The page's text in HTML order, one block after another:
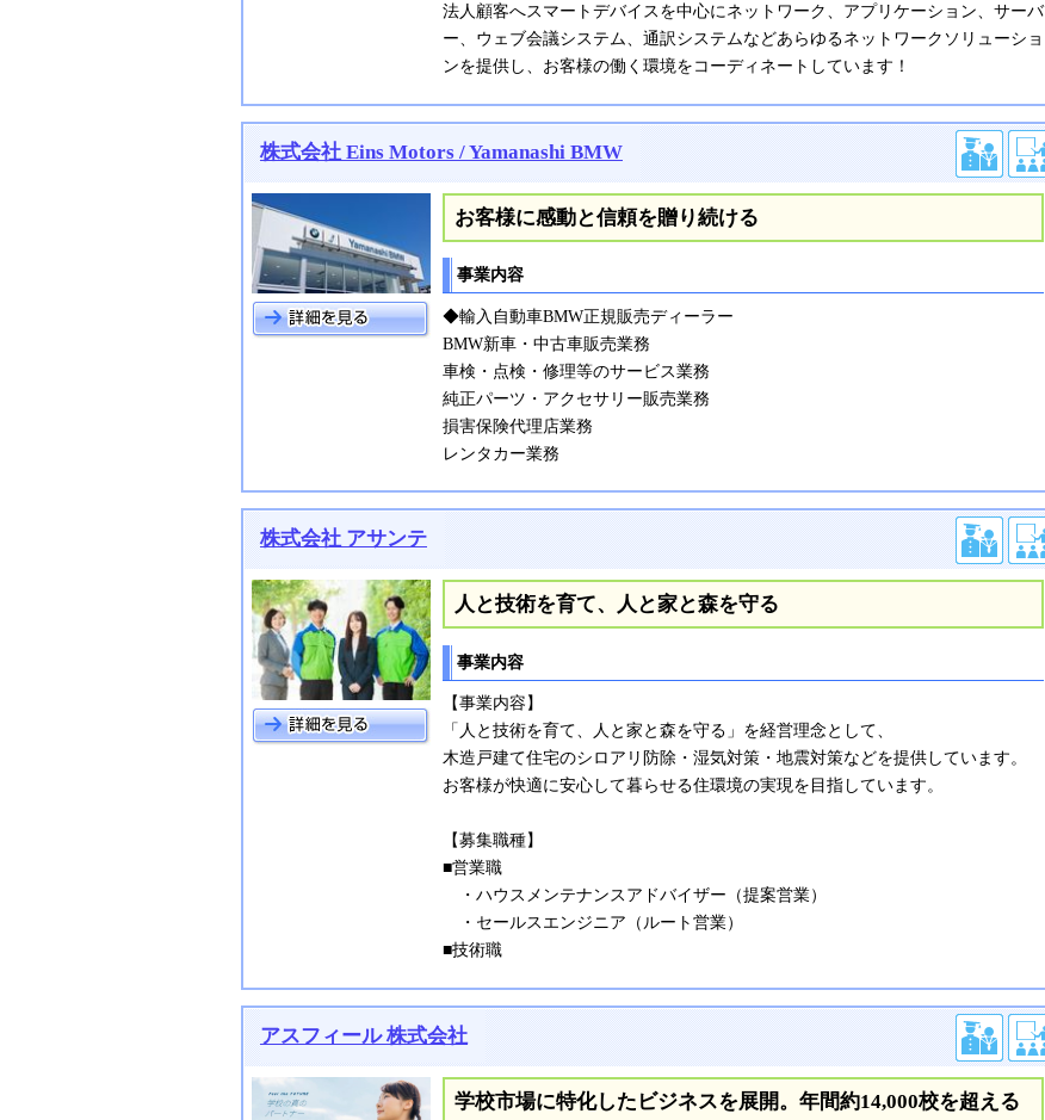
法人顧客へスマートデバイスを中心にネットワーク、アプリケーション、サーバ
ー、ウェブ会議システム、通訳システムなどあらゆるネットワークソリューショ
ンを提供し、お客様の働く環境をコーディネートしています！
株式会社 Eins Motors / Yamanashi BMW
お客様に感動と信頼を贈り続ける
事業内容
◆輸入自動車BMW正規販売ディーラー
BMW新車・中古車販売業務
車検・点検・修理等のサービス業務
純正パーツ・アクセサリー販売業務
損害保険代理店業務
レンタカー業務
株式会社 アサンテ
人と技術を育て、人と家と森を守る
事業内容
【事業内容】
「人と技術を育て、人と家と森を守る」を経営理念として、
木造戸建て住宅のシロアリ防除・湿気対策・地震対策などを提供しています。
お客様が快適に安心して暮らせる住環境の実現を目指しています。
【募集職種】
■営業職
・ハウスメンテナンスアドバイザー（提案営業）
・セールスエンジニア（ルート営業）
■技術職
アスフィール 株式会社
学校市場に特化したビジネスを展開。年間約14,000校を超える